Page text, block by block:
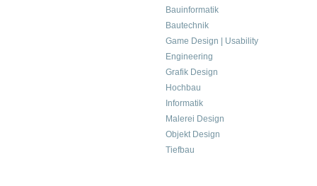
Bauinformatik
Bautechnik
Game Design | Usability
Engineering
Grafik Design
Hochbau
Informatik
Malerei Design
Objekt Design
Tiefbau